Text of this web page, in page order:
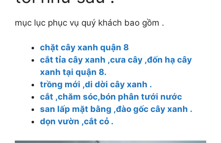
mục lục phục vụ quý khách bao gồm .
chặt cây xanh quận 8
cắt tỉa cây xanh ,cưa cây ,đốn hạ cây
xanh tại quận 8.
trồng mới ,di dời cây xanh .
cắt ,chăm sóc,bón phân tưới nước
san lấp mặt bằng ,đào gốc cây xanh .
dọn vườn ,cắt cỏ .